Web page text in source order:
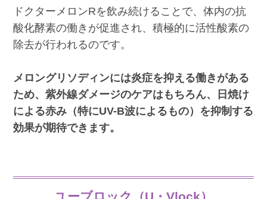
ドクターメロンRを飲み続けることで、体内の抗
酸化酵素の働きが促進され、積極的に活性酸素の
除去が行われるのです。
メロングリソディンには炎症を抑える働きがある
ため、紫外線ダメージのケアはもちろん、日焼け
による赤み（特にUV-B波によるもの）を抑制する
効果が期待できます。